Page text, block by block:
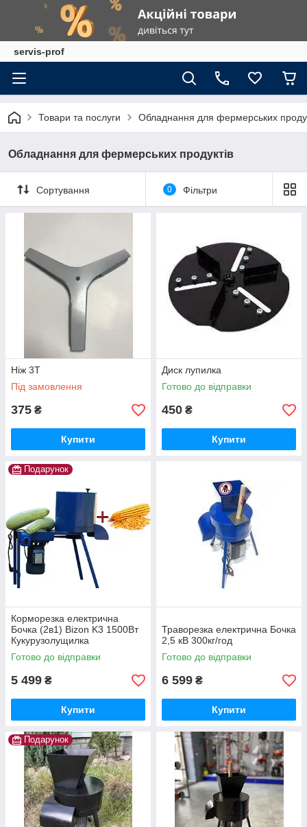
servis-prof
Товари та послуги Обладнання для фермерських
Обладнання для фермерських продуктів
Сортування 0 Фільтри
Ніж 3Т
Під замовлення
375 ₴
Купити
Диск лупилка
Готово до відправки
450 ₴
Купити
Подарунок
Корморезка електрична
Бочка (2в1) Bizon K3 1500Вт
Кукурузолущилка
Готово до відправки
5 499 ₴
Купити
Траворезка електрична Бочка
2,5 кВ 300кг/год
Готово до відправки
6 599 ₴
Купити
Подарунок